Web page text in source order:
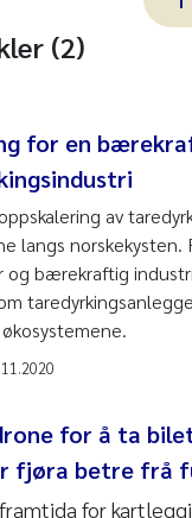
(2)
for en
av
langs norskekysten.
og bærekraftig
for å ta
fjøra betre frå
for